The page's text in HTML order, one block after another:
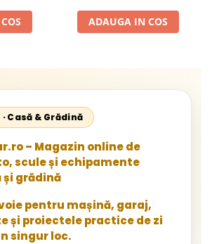
ADAUGA IN COS
Casă & Grădină
– Magazin online de
scule și echipamente
și grădină
pentru mașină, garaj,
și proiectele practice de zi
singur loc.